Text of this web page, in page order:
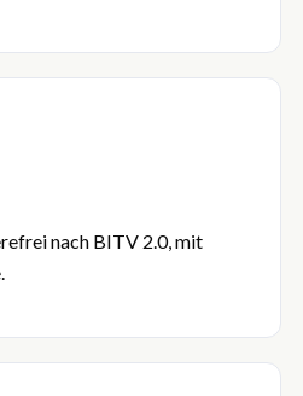
nach BITV 2.0, mit